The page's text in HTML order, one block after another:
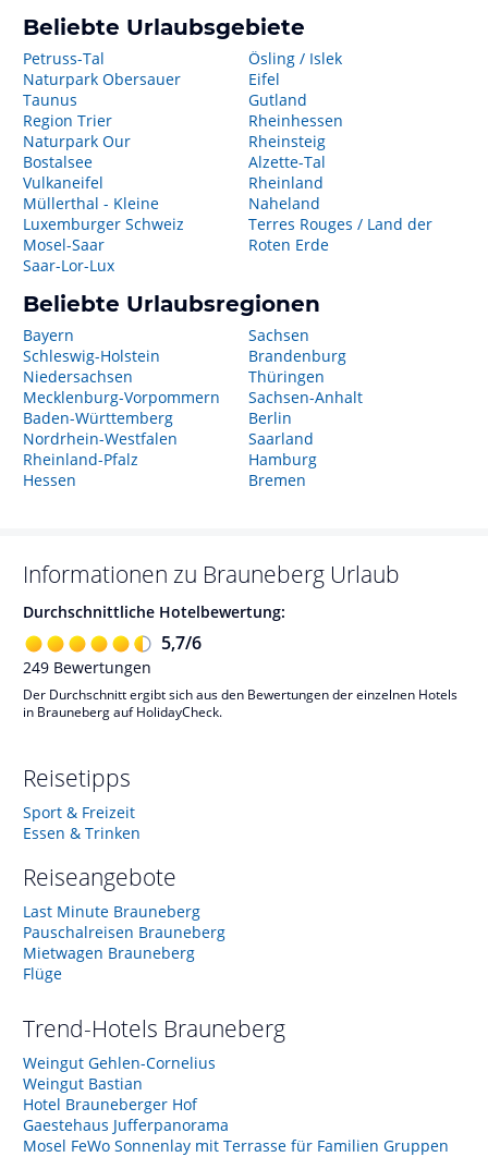
Beliebte Urlaubsgebiete
Petruss-Tal
Naturpark Obersauer
Taunus
Region Trier
Naturpark Our
Bostalsee
Vulkaneifel
Müllerthal - Kleine
Luxemburger Schweiz
Mosel-Saar
Saar-Lor-Lux
Ösling / Islek
Eifel
Gutland
Rheinhessen
Rheinsteig
Alzette-Tal
Rheinland
Naheland
Terres Rouges / Land der
Roten Erde
Beliebte Urlaubsregionen
Bayern
Schleswig-Holstein
Niedersachsen
Mecklenburg-Vorpommern
Baden-Württemberg
Nordrhein-Westfalen
Rheinland-Pfalz
Hessen
Sachsen
Brandenburg
Thüringen
Sachsen-Anhalt
Berlin
Saarland
Hamburg
Bremen
Informationen zu Brauneberg Urlaub
Durchschnittliche Hotelbewertung:
5,7/6
249 Bewertungen
Der Durchschnitt ergibt sich aus den Bewertungen der einzelnen Hotels
in Brauneberg auf HolidayCheck.
Reisetipps
Sport & Freizeit
Essen & Trinken
Reiseangebote
Last Minute Brauneberg
Pauschalreisen Brauneberg
Mietwagen Brauneberg
Flüge
Trend-Hotels Brauneberg
Weingut Gehlen-Cornelius
Weingut Bastian
Hotel Brauneberger Hof
Gaestehaus Jufferpanorama
Mosel FeWo Sonnenlay mit Terrasse für Familien Gruppen